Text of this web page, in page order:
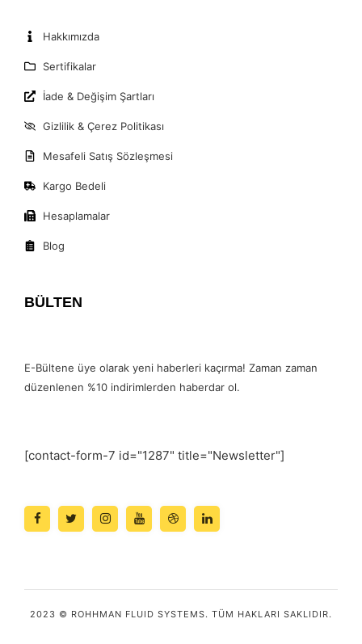
Hakkımızda
Sertifikalar
İade & Değişim Şartları
Gizlilik & Çerez Politikası
Mesafeli Satış Sözleşmesi
Kargo Bedeli
Hesaplamalar
Blog
BÜLTEN
E-Bültene üye olarak yeni haberleri kaçırma! Zaman zaman
düzenlenen %10 indirimlerden haberdar ol.
[contact-form-7 id="1287" title="Newsletter"]
2023 © ROHHMAN FLUID SYSTEMS. TÜM HAKLARI SAKLIDIR.